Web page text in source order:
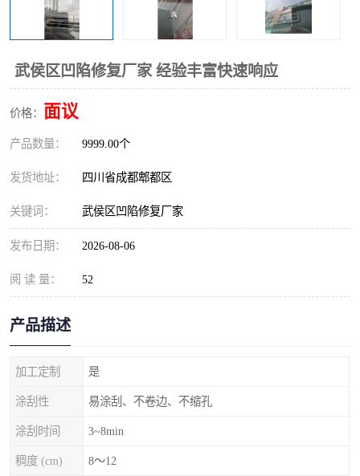
武侯区凹陷修复厂家 经验丰富快速响应
价格： 面议
产品数量： 9999.00个
发货地址： 四川省成都郫都区
关键词： 武侯区凹陷修复厂家
发布日期： 2026-08-06
阅 读 量： 52
产品描述
加工定制 是
涂刮性 易涂刮、不卷边、不缩孔
涂刮时间 3~8min
稠度 (cm) 8～12